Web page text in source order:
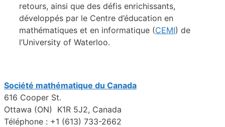
retours, ainsi que des défis enrichissants,
développés par le Centre d’éducation en
mathématiques et en informatique (CEMI) de
l’University of Waterloo.
Société mathématique du Canada
616 Cooper St.
Ottawa (ON) K1R 5J2, Canada
Téléphone : +1 (613) 733-2662